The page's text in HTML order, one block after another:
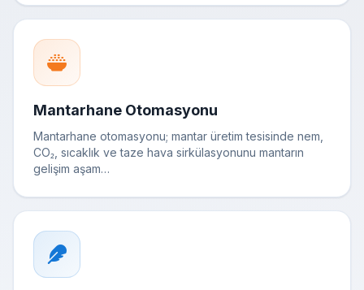
Mantarhane Otomasyonu
Mantarhane otomasyonu; mantar üretim tesisinde nem,
CO₂, sıcaklık ve taze hava sirkülasyonunu mantarın
gelişim aşam…